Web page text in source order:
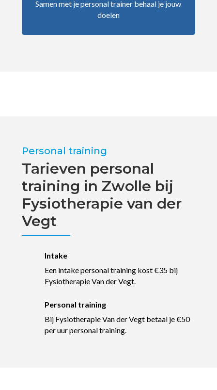
Samen met je personal trainer behaal je jouw
doelen
Personal training
Tarieven personal
training in Zwolle bij
Fysiotherapie van der
Vegt
Intake
Een intake personal training kost €35 bij
Fysiotherapie Van der Vegt.
Personal training
Bij Fysiotherapie Van der Vegt betaal je €50
per uur personal training.